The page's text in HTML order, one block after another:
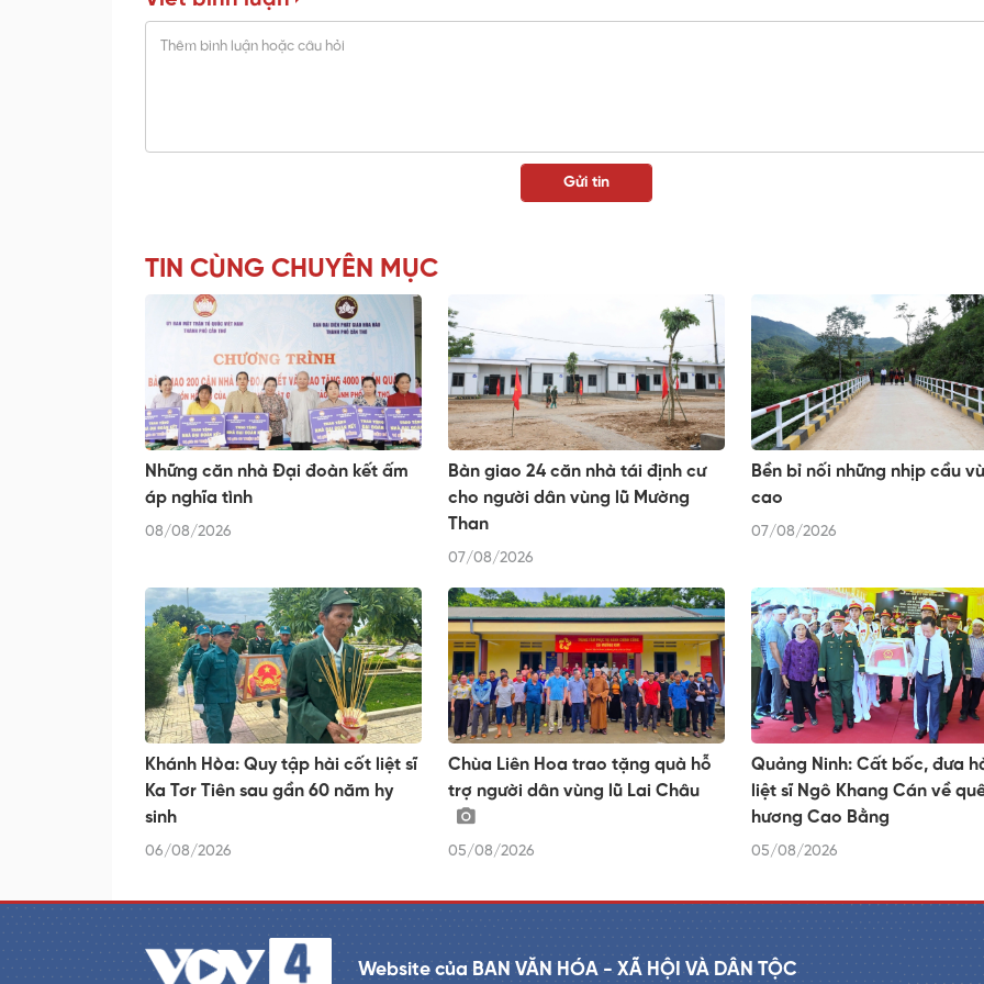
TIN CÙNG CHUYÊN MỤC
Những căn nhà Đại đoàn kết ấm
áp nghĩa tình
08/08/2026
Bàn giao 24 căn nhà tái định cư
cho người dân vùng lũ Mường
Than
07/08/2026
Bền bỉ nối những nhịp cầu
cao
07/08/2026
Khánh Hòa: Quy tập hài cốt liệt sĩ
Ka Tơr Tiên sau gần 60 năm hy
sinh
06/08/2026
Chùa Liên Hoa trao tặng quà hỗ
trợ người dân vùng lũ Lai Châu
05/08/2026
Quảng Ninh: Cất bốc, đưa
liệt sĩ Ngô Khang Cán về
hương Cao Bằng
05/08/2026
Website của BAN VĂN HÓA - XÃ HỘI VÀ DÂN TỘC